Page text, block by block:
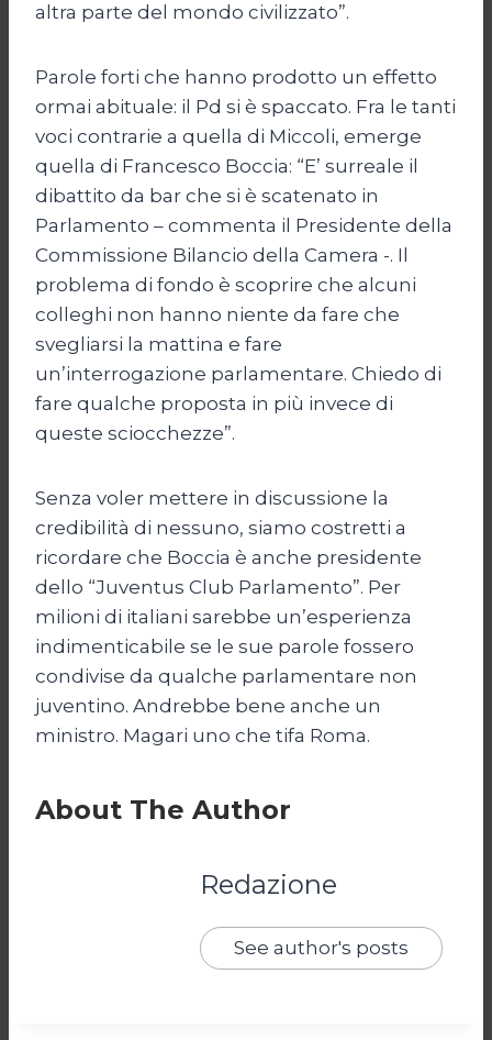
altra parte del mondo civilizzato”.
Parole forti che hanno prodotto un effetto
ormai abituale: il Pd si è spaccato. Fra le tanti
voci contrarie a quella di Miccoli, emerge
quella di Francesco Boccia: “E’ surreale il
dibattito da bar che si è scatenato in
Parlamento – commenta il Presidente della
Commissione Bilancio della Camera -. Il
problema di fondo è scoprire che alcuni
colleghi non hanno niente da fare che
svegliarsi la mattina e fare
un’interrogazione parlamentare. Chiedo di
fare qualche proposta in più invece di
queste sciocchezze”.
Senza voler mettere in discussione la
credibilità di nessuno, siamo costretti a
ricordare che Boccia è anche presidente
dello “Juventus Club Parlamento”. Per
milioni di italiani sarebbe un’esperienza
indimenticabile se le sue parole fossero
condivise da qualche parlamentare non
juventino. Andrebbe bene anche un
ministro. Magari uno che tifa Roma.
About The Author
Redazione
See author's posts